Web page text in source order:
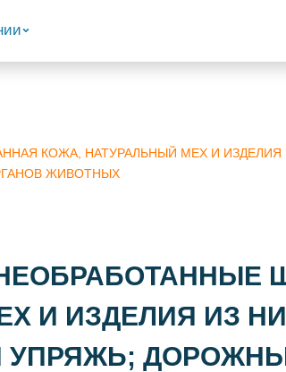
КОЖА, НАТУРАЛЬНЫЙ МЕХ И
ЖИВОТНЫХ
И ИЗДЕЛИЯ ИЗ
УПРЯЖЬ;